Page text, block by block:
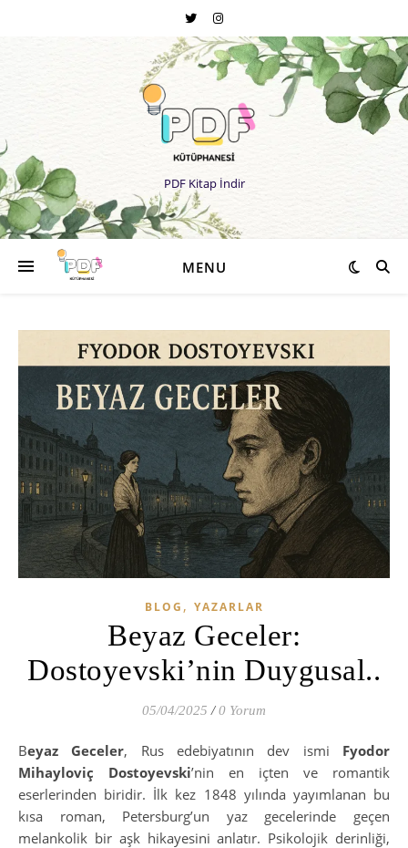
PDF Kitap İndir
MENU
BLOG , YAZARLAR
Beyaz Geceler:
Dostoyevski’nin Duygusal..
05/04/2025 / 0 Yorum
Beyaz Geceler, Rus edebiyatının dev ismi Fyodor
Mihayloviç Dostoyevski’nin en içten ve romantik
eserlerinden biridir. İlk kez 1848 yılında yayımlanan bu
kısa roman, Petersburg’un yaz gecelerinde geçen
melankolik bir aşk hikayesini anlatır. Psikolojik derinliği,